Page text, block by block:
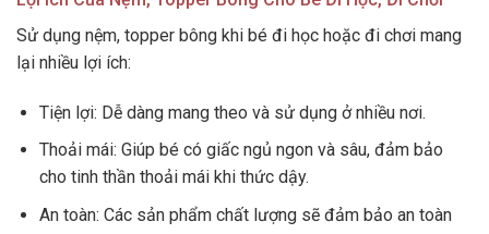
Sử dụng nệm, topper bông khi bé đi học hoặc đi chơi mang
lại nhiều lợi ích:
Tiện lợi: Dễ dàng mang theo và sử dụng ở nhiều nơi.
Thoải mái: Giúp bé có giấc ngủ ngon và sâu, đảm bảo
cho tinh thần thoải mái khi thức dậy.
An toàn: Các sản phẩm chất lượng sẽ đảm bảo an toàn